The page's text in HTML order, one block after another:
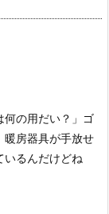
の用だい？」 ゴ
暖房器具が手放せ
いるんだけどね